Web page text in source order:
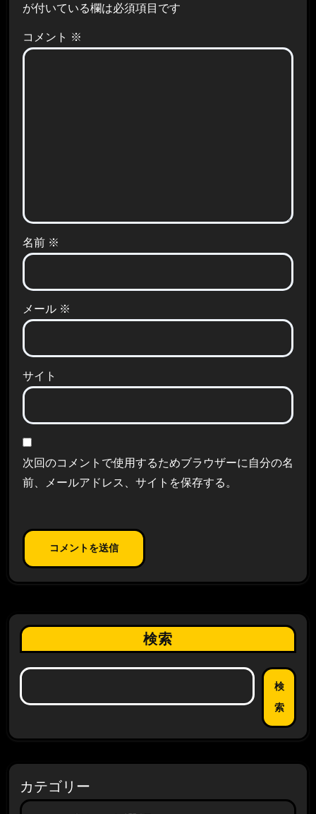
が付いている欄は必須項目です
コメント ※
名前 ※
メール ※
サイト
次回のコメントで使用するためブラウザーに自分の名
前、メールアドレス、サイトを保存する。
検索
検
索
カテゴリー